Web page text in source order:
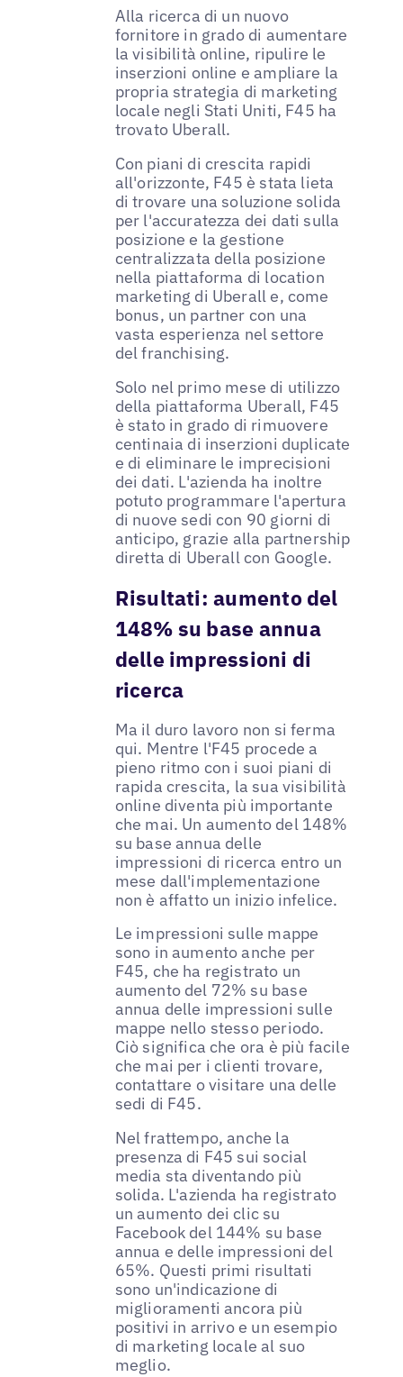
Alla ricerca di un nuovo
fornitore in grado di aumentare
la visibilità online, ripulire le
inserzioni online e ampliare la
propria strategia di marketing
locale negli Stati Uniti, F45 ha
trovato Uberall.
Con piani di crescita rapidi
all'orizzonte, F45 è stata lieta
di trovare una soluzione solida
per l'accuratezza dei dati sulla
posizione e la gestione
centralizzata della posizione
nella piattaforma di location
marketing di Uberall e, come
bonus, un partner con una
vasta esperienza nel settore
del franchising.
Solo nel primo mese di utilizzo
della piattaforma Uberall, F45
è stato in grado di rimuovere
centinaia di inserzioni duplicate
e di eliminare le imprecisioni
dei dati. L'azienda ha inoltre
potuto programmare l'apertura
di nuove sedi con 90 giorni di
anticipo, grazie alla partnership
diretta di Uberall con Google.
Risultati: aumento del
148% su base annua
delle impressioni di
ricerca
Ma il duro lavoro non si ferma
qui. Mentre l'F45 procede a
pieno ritmo con i suoi piani di
rapida crescita, la sua visibilità
online diventa più importante
che mai. Un aumento del 148%
su base annua delle
impressioni di ricerca entro un
mese dall'implementazione
non è affatto un inizio infelice.
Le impressioni sulle mappe
sono in aumento anche per
F45, che ha registrato un
aumento del 72% su base
annua delle impressioni sulle
mappe nello stesso periodo.
Ciò significa che ora è più facile
che mai per i clienti trovare,
contattare o visitare una delle
sedi di F45.
Nel frattempo, anche la
presenza di F45 sui social
media sta diventando più
solida. L'azienda ha registrato
un aumento dei clic su
Facebook del 144% su base
annua e delle impressioni del
65%. Questi primi risultati
sono un'indicazione di
miglioramenti ancora più
positivi in arrivo e un esempio
di marketing locale al suo
meglio.